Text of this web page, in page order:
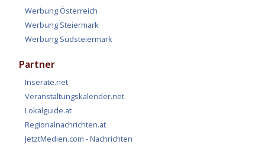
Werbung Österreich
Werbung Steiermark
Werbung Südsteiermark
Partner
Inserate.net
Veranstaltungskalender.net
Lokalguide.at
Regionalnachrichten.at
JetztMedien.com - Nachrichten